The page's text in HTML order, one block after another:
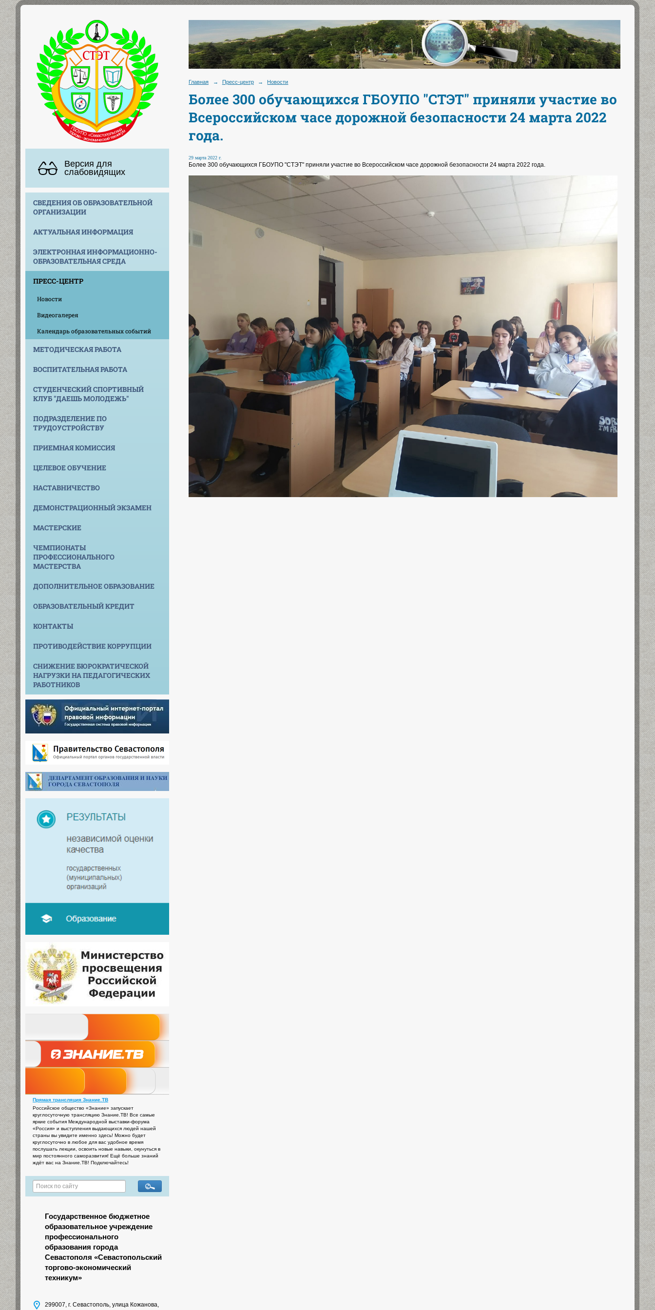
Версия для
слабовидящих
СВЕДЕНИЯ ОБ ОБРАЗОВАТЕЛЬНОЙ
ОРГАНИЗАЦИИ
АКТУАЛЬНАЯ ИНФОРМАЦИЯ
ЭЛЕКТРОННАЯ ИНФОРМАЦИОННО-
ОБРАЗОВАТЕЛЬНАЯ СРЕДА
ПРЕСС-ЦЕНТР
Новости
Видеогалерея
Календарь образовательных событий
МЕТОДИЧЕСКАЯ РАБОТА
ВОСПИТАТЕЛЬНАЯ РАБОТА
СТУДЕНЧЕСКИЙ СПОРТИВНЫЙ
КЛУБ "ДАЕШЬ МОЛОДЕЖЬ"
ПОДРАЗДЕЛЕНИЕ ПО
ТРУДОУСТРОЙСТВУ
ПРИЕМНАЯ КОМИССИЯ
ЦЕЛЕВОЕ ОБУЧЕНИЕ
НАСТАВНИЧЕСТВО
ДЕМОНСТРАЦИОННЫЙ ЭКЗАМЕН
МАСТЕРСКИЕ
ЧЕМПИОНАТЫ
ПРОФЕССИОНАЛЬНОГО
МАСТЕРСТВА
ДОПОЛНИТЕЛЬНОЕ ОБРАЗОВАНИЕ
ОБРАЗОВАТЕЛЬНЫЙ КРЕДИТ
КОНТАКТЫ
ПРОТИВОДЕЙСТВИЕ КОРРУПЦИИ
СНИЖЕНИЕ БЮРОКРАТИЧЕСКОЙ
НАГРУЗКИ НА ПЕДАГОГИЧЕСКИХ
РАБОТНИКОВ
Прямая трансляция Знание.ТВ
Российское общество «Знание» запускает
круглосуточную трансляцию Знание.ТВ! Все самые
яркие события Международной выставки-форума
«Россия» и выступления выдающихся людей нашей
страны вы увидите именно здесь! Можно будет
круглосуточно в любое для вас удобное время
послушать лекции, освоить новые навыки, окунуться в
мир постоянного саморазвития! Ещё больше знаний
ждёт вас на Знание.ТВ! Подключайтесь!
Государственное бюджетное
образовательное учреждение
профессионального
образования города
Севастополя «Севастопольский
торгово-экономический
техникум»
299007, г. Севастополь, улица Кожанова,
Главная → Пресс-центр → Новости
Более 300 обучающихся ГБОУПО "СТЭТ" приняли участие во
Всероссийском часе дорожной безопасности 24 марта 2022
года.
29 марта 2022 г.
Более 300 обучающихся ГБОУПО "СТЭТ" приняли участие во Всероссийском часе дорожной безопасности 24 марта 2022 года.